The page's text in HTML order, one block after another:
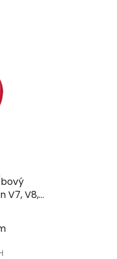
V7, V8,